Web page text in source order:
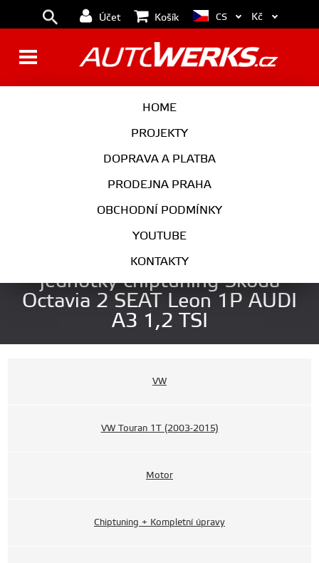
Účet Košík
HOME
PROJEKTY
DOPRAVA A PLATBA
PRODEJNA PRAHA
OBCHODNÍ PODMÍNKY
YOUTUBE
KONTAKTY
CS Kč
PODVOZEK
VÝFUK
INTERIÉR
AUTOKOSMETIKA
APR Stage 1 úprava řídící
jednotky chiptuning Škoda
Octavia 2 SEAT Leon 1P AUDI
A3 1,2 TSI
VW
VW Touran 1T (2003-2015)
Motor
Chiptuning + Kompletní úpravy